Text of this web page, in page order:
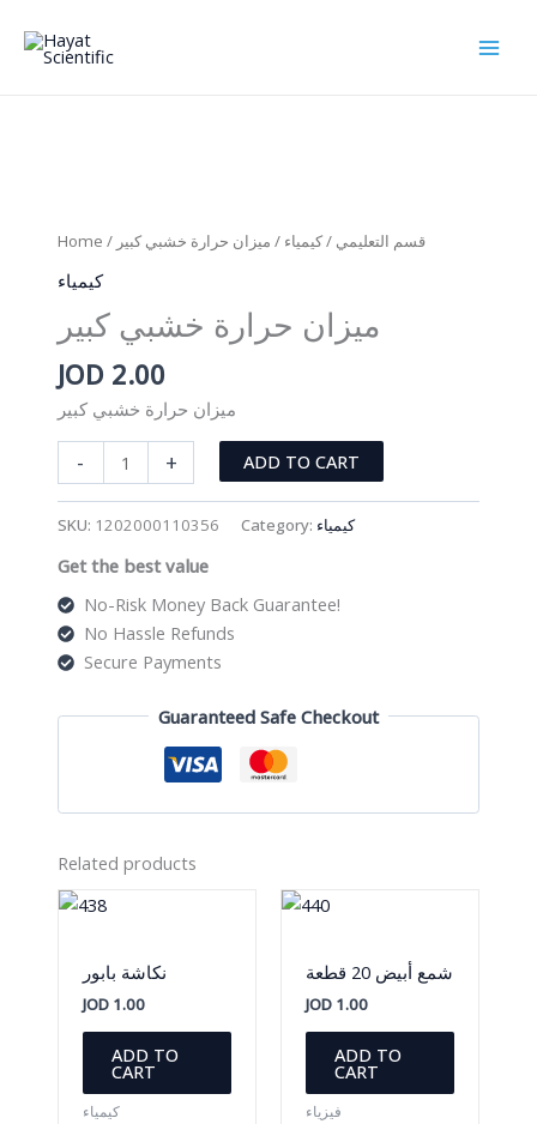
content
Home / قسم التعليمي /كيمياء / ميزان حرارة خشبي كبير
كيمياء
ميزان حرارة خشبي كبير
JOD 2.00
ميزان حرارة خشبي كبير
-
حرارة
quantity
+ ADD TO CART
SKU: 1202000110356 Category: كيمياء
Get the best value
No-Risk Money Back Guarantee!
No Hassle Refunds
Secure Payments
Guaranteed Safe Checkout
Related products
نكاشة بابور
JOD1.00
ADD TO
CART
كيمياء
شمع أبيض 20 قطعة
JOD 1.00
ADD TO
CART
فيزياء